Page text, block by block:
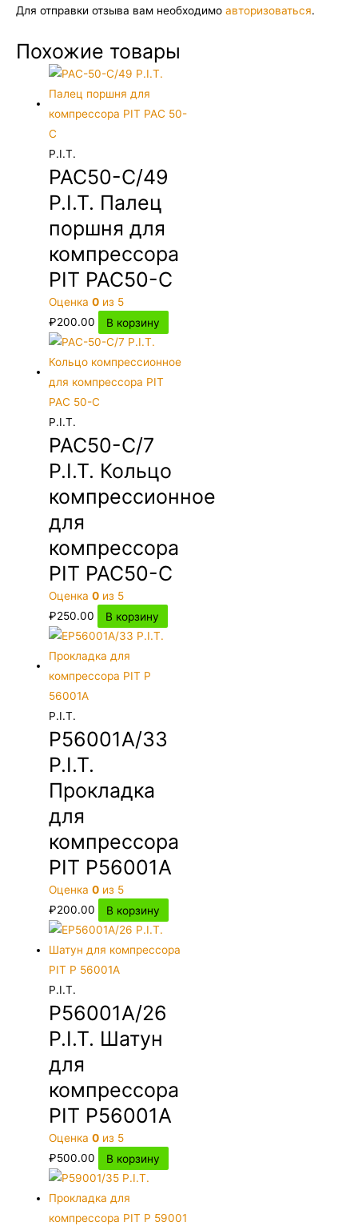
Для отправки отзыва вам необходимо авторизоваться.
Похожие товары
P.I.T.
PAC50-C/49
P.I.T. Палец
поршня для
компрессора
PIT PAC50-C
Оценка0 из 5
₽200.00 В корзину
P.I.T.
PAC50-C/7
P.I.T. Кольцо
компрессионное
для
компрессора
PIT PAC50-C
Оценка0 из 5
₽250.00 В корзину
P.I.T.
P56001A/33
P.I.T.
Прокладка
для
компрессора
PIT P56001A
Оценка0 из 5
₽200.00 В корзину
P.I.T.
P56001A/26
P.I.T. Шатун
для
компрессора
PIT P56001A
Оценка0 из 5
₽500.00 В корзину